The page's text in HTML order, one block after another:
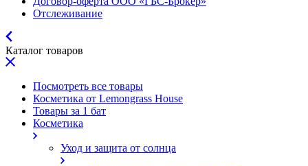
Отслеживание
Каталог товаров
Посмотреть все товары
Косметика от Lemongrass House
Товары за 1 бат
Косметика
Уход и защита от солнца